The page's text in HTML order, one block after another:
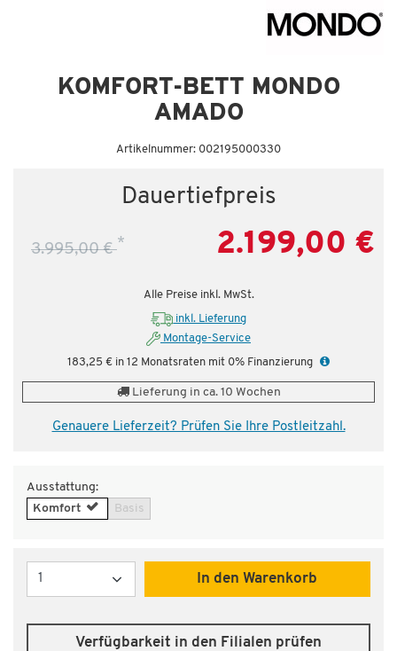
KOMFORT-BETT MONDO
AMADO
Artikelnummer: 002195000330
Dauertiefpreis
3.995,00 €* 2.199,00 €
Alle Preise inkl. MwSt.
inkl. Lieferung
Montage-Service
183,25 € in 12 Monatsraten mit 0% Finanzierung
Lieferung in ca. 10 Wochen
Genauere Lieferzeit? Prüfen Sie Ihre Postleitzahl.
Ausstattung:
Komfort
Basis
Menge
In den Warenkorb
Verfügbarkeit in den Filialen prüfen